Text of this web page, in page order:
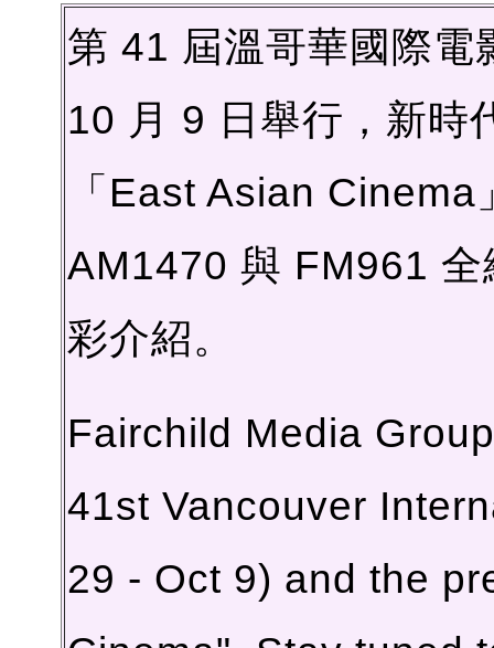
第 41 屆溫哥華國際
10 月 9 日舉行，新時
「East Asian
AM1470 與 FM961
彩介紹。
Fairchild Media
41st Vancouver
29 - Oct 9) and the